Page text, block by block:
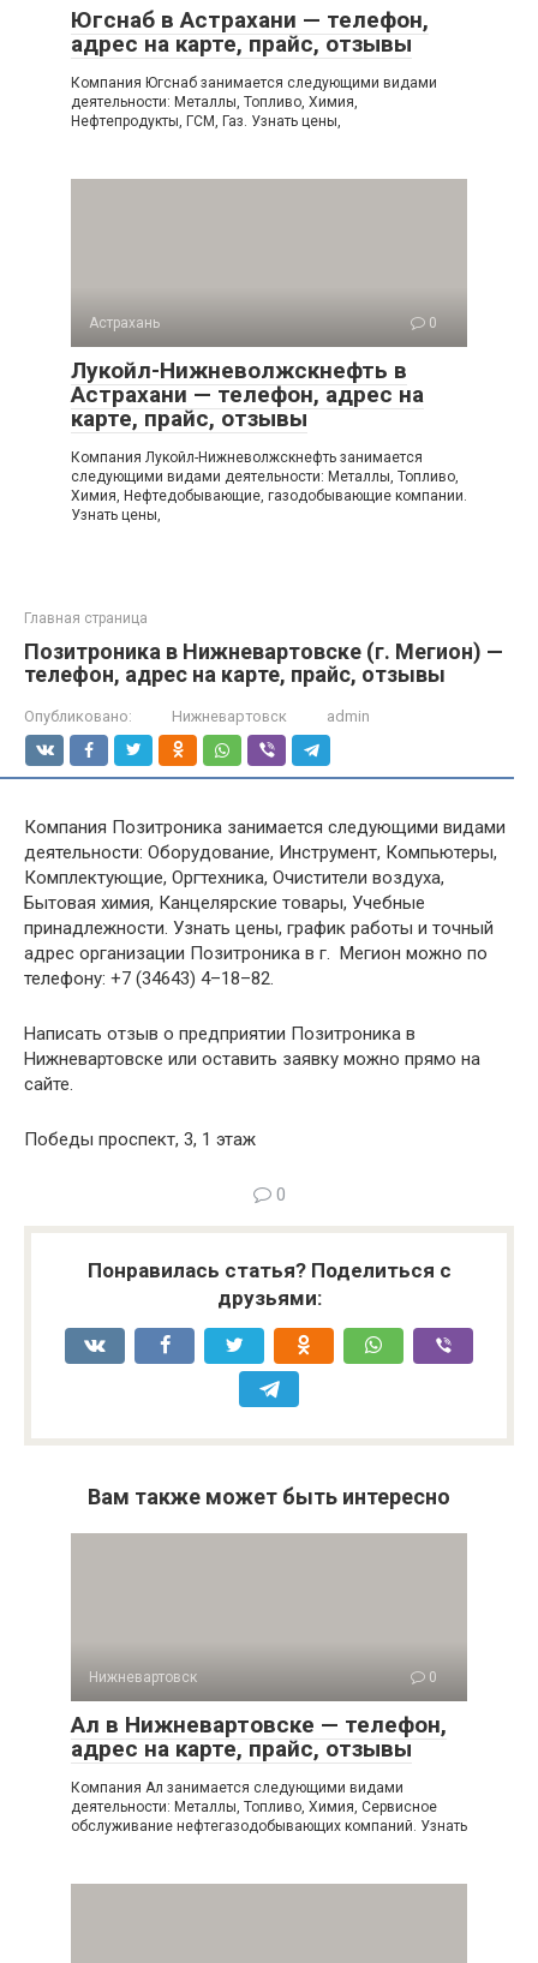
Югснаб в Астрахани — телефон,
адрес на карте, прайс, отзывы
Компания Югснаб занимается следующими видами
деятельности: Металлы, Топливо, Химия,
Нефтепродукты, ГСМ, Газ. Узнать цены,
Астрахань 0
Лукойл-Нижневолжскнефть в
Астрахани — телефон, адрес на
карте, прайс, отзывы
Компания Лукойл-Нижневолжскнефть занимается
следующими видами деятельности: Металлы, Топливо,
Химия, Нефтедобывающие, газодобывающие компании.
Узнать цены,
Главная страница
Позитроника в Нижневартовске (г. Мегион) —
телефон, адрес на карте, прайс, отзывы
Опубликовано: Нижневартовск admin
Компания Позитроника занимается следующими видами
деятельности: Оборудование, Инструмент, Компьютеры,
Комплектующие, Оргтехника, Очистители воздуха,
Бытовая химия, Канцелярские товары, Учебные
принадлежности. Узнать цены, график работы и точный
адрес организации Позитроника в г. Мегион можно по
телефону: +7 (34643) 4–18–82.
Написать отзыв о предприятии Позитроника в
Нижневартовске или оставить заявку можно прямо на
сайте.
Победы проспект, 3, 1 этаж
0
Понравилась статья? Поделиться с
друзьями:
Вам также может быть интересно
Нижневартовск 0
Ал в Нижневартовске — телефон,
адрес на карте, прайс, отзывы
Компания Ал занимается следующими видами
деятельности: Металлы, Топливо, Химия, Сервисное
обслуживание нефтегазодобывающих компаний. Узнать